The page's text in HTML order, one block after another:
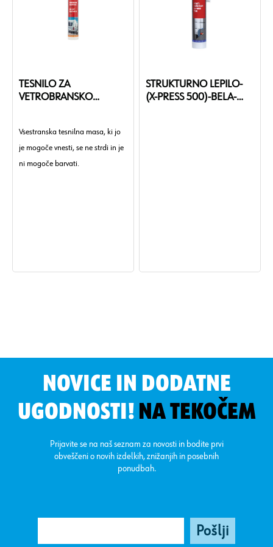
TESNILO ZA
VETROBRANSKO
Vsestranska tesnilna masa, ki jo
je mogoče vnesti, se ne strdi in je
ni mogoče barvati.
STRUKTURNO LEPILO-
(X-PRESS 500)-BELA-
NOVICE IN DODATNE
UGODNOSTI! NA TEKOČEM
Prijavite se na naš seznam za novosti in bodite prvi
obveščeni o novih izdelkih, znižanjih in posebnih
ponudbah.